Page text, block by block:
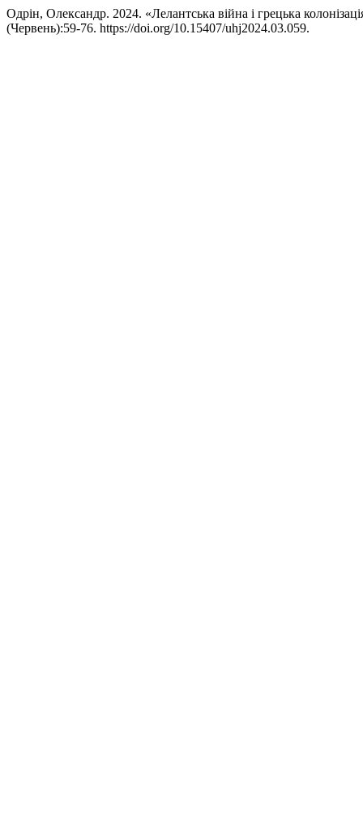
Одрін, Олександр. 2024. «Лелантська війна і грецька
(Червень):59-76. https://doi.org/10.15407/uhj2024.03.059.